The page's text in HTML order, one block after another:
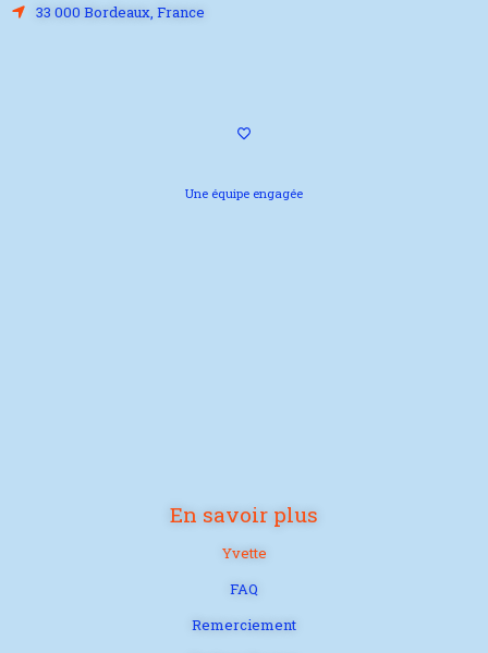
33 000 Bordeaux, France
Une équipe engagée
En savoir plus
Yvette
FAQ
Remerciement